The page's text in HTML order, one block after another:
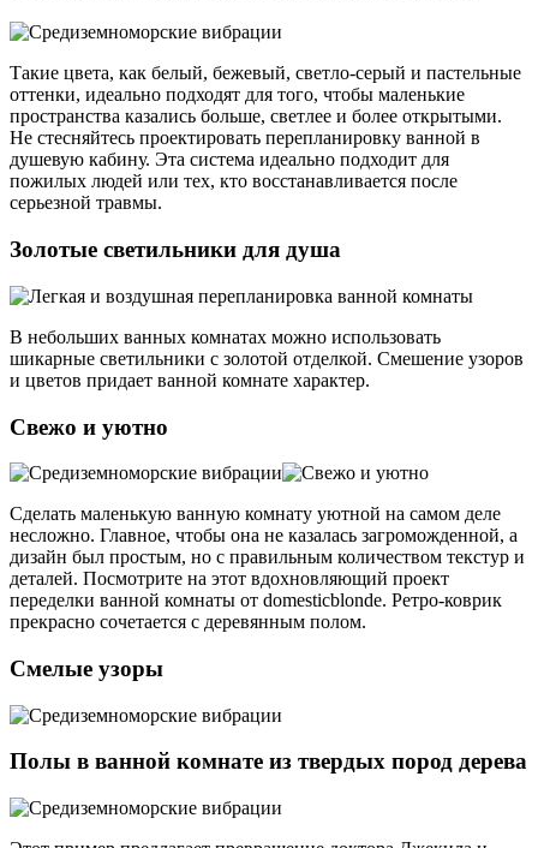
Такие цвета, как белый, бежевый, светло-серый и пастельные
оттенки, идеально подходят для того, чтобы маленькие
пространства казались больше, светлее и более открытыми.
Не стесняйтесь проектировать перепланировку ванной в
душевую кабину. Эта система идеально подходит для
пожилых людей или тех, кто восстанавливается после
серьезной травмы.
Золотые светильники для душа
В небольших ванных комнатах можно использовать
шикарные светильники с золотой отделкой. Смешение узоров
и цветов придает ванной комнате характер.
Свежо и уютно
Сделать маленькую ванную комнату уютной на самом деле
несложно. Главное, чтобы она не казалась загроможденной, а
дизайн был простым, но с правильным количеством текстур и
деталей. Посмотрите на этот вдохновляющий проект
переделки ванной комнаты от domesticblonde. Ретро-коврик
прекрасно сочетается с деревянным полом.
Смелые узоры
Полы в ванной комнате из твердых пород дерева